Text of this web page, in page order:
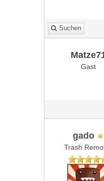
Suchen
Gast
gado
Trash